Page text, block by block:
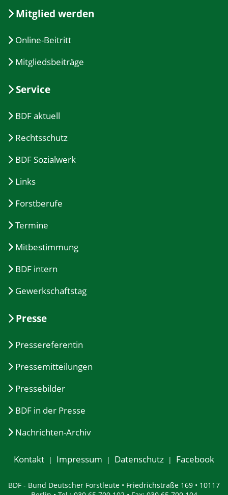
Mitglied werden
Online-Beitritt
Mitgliedsbeiträge
Service
BDF aktuell
Rechtsschutz
BDF Sozialwerk
Links
Forstberufe
Termine
Mitbestimmung
BDF intern
Gewerkschaftstag
Presse
Pressereferentin
Pressemitteilungen
Pressebilder
BDF in der Presse
Nachrichten-Archiv
Kontakt Impressum Datenschutz Facebook
BDF - Bund Deutscher Forstleute • Friedrichstraße 169 • 10117